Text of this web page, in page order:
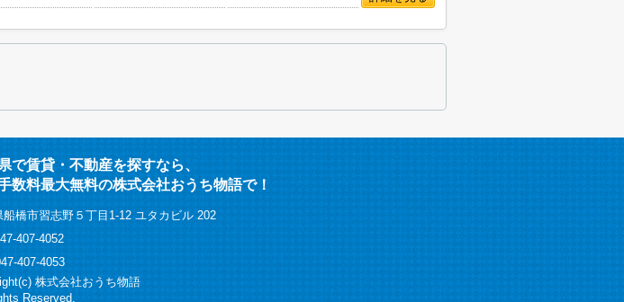
で賃貸・不動産を探すなら、
数料最大無料の株式会社おうち物語で！
船橋市習志野５丁目1-12 ユタカビル 202
407-4052
407-4053
株式会社おうち物語
Reserved.